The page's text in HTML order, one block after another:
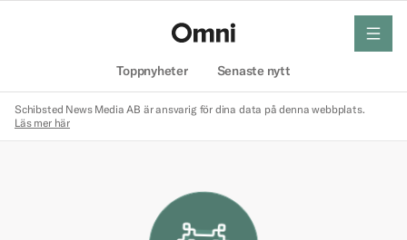
Toppnyheter Senaste nytt
meny
Schibsted News Media AB är ansvarig för dina data på denna webbplats.
Läs mer här